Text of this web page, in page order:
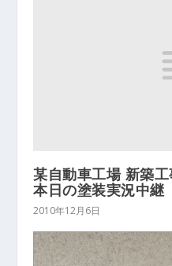
某自動車工場 新築
本日の塗装実況中継
2010年12月6日